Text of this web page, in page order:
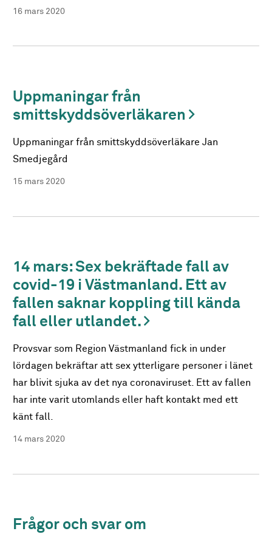
16 mars 2020
Uppmaningar från
smittskyddsöverläkaren
Uppmaningar från smittskyddsöverläkare Jan
Smedjegård
15 mars 2020
14 mars: Sex bekräftade fall av
covid-19 i Västmanland. Ett av
fallen saknar koppling till kända
fall eller utlandet.
Provsvar som Region Västmanland fick in under
lördagen bekräftar att sex ytterligare personer i länet
har blivit sjuka av det nya coronaviruset. Ett av fallen
har inte varit utomlands eller haft kontakt med ett
känt fall.
14 mars 2020
Frågor och svar om